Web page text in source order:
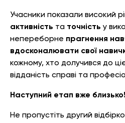
Учасники показали високий
активність та точність у
непереборне прагнення
вдосконалювати свої
кожному, хто долучився до
відданість справі та
Наступний етап вже близько!
Не пропустіть другий